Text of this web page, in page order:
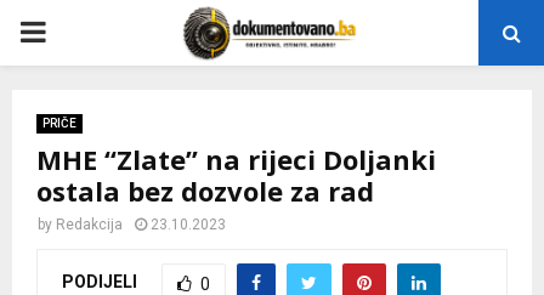
P
M
PRIČE
MHE “Zlate” na rijeci Doljanki
ostala bez dozvole za rad
by Redakcija 23.10.2023
PODIJELI 0